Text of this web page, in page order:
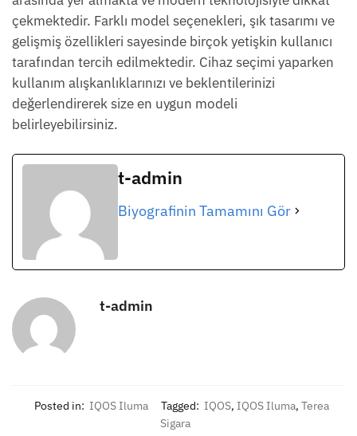
çekmektedir. Farklı model seçenekleri, şık tasarımı ve
gelişmiş özellikleri sayesinde birçok yetişkin kullanıcı
tarafından tercih edilmektedir. Cihaz seçimi yaparken
kullanım alışkanlıklarınızı ve beklentilerinizi
değerlendirerek size en uygun modeli
belirleyebilirsiniz.
t-admin
Biyografinin Tamamını Gör
t-admin
Posted in: IQOS Iluma Tagged: IQOS, IQOS Iluma, Terea
Sigara